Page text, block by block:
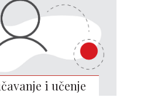
i učenje